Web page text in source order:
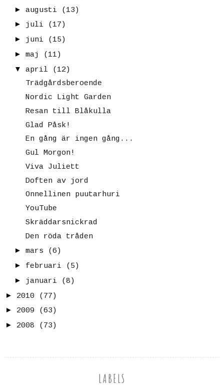
► augusti
(13)
► juli
(17)
► juni
(15)
► maj
(11)
▼
april
(12)
Trädgårdsberoende
Nordic Light Garden
Resan till Blåkulla
Glad Påsk!
En gång är ingen gång...
Gul Morgon!
Viva Juliett
Doften av jord
Onnellinen puutarhuri
YouTube
Skräddarsnickrad
Den röda tråden
► mars
(6)
► februari
(5)
► januari
(8)
► 2010
(77)
► 2009
(63)
► 2008 (73)
LABELS